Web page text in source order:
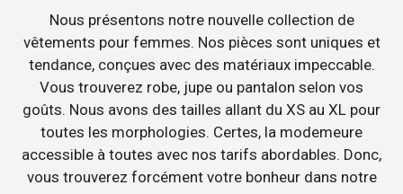
Nous présentons notre nouvelle collection de
vêtements pour femmes. Nos pièces sont uniques et
tendance, conçues avec des matériaux impeccable.
Vous trouverez robe, jupe ou pantalon selon vos
goûts. Nous avons des tailles allant du XS au XL pour
toutes les morphologies. Certes, la modemeure
accessible à toutes avec nos tarifs abordables. Donc,
vous trouverez forcément votre bonheur dans notre